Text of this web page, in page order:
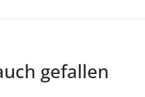
gefallen